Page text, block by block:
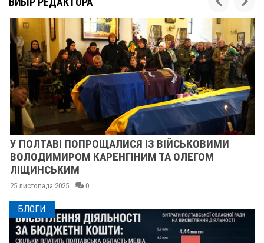
ВИБІР РЕДАКТОРА
У ПОЛТАВІ ПОПРОЩАЛИСЯ ІЗ ВІЙСЬКОВИМИ
ВОЛОДИМИРОМ КАРЕНГІНИМ ТА ОЛЕГОМ
ЛІЩИНСЬКИМ
25 листопада 2025 0
БЛОГИ